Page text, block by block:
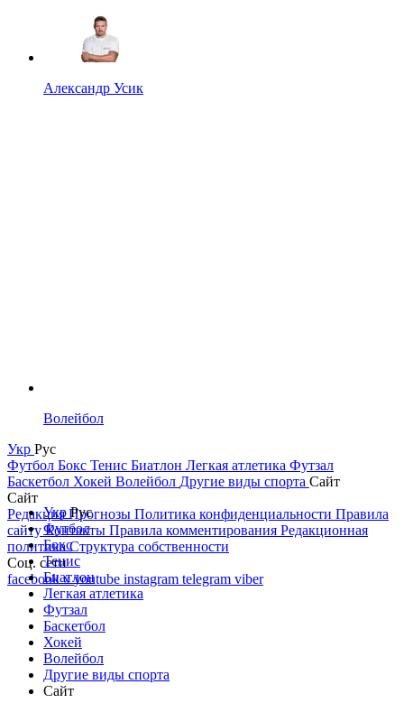
Александр Усик
Волейбол
Укр Рус
Футбол Бокс Тенис Биатлон Легкая атлетика Футзал
Баскетбол Хокей Волейбол Другие виды спорта Сайт
Сайт
РедакцияПрогнозы Политика конфиденциальности Правила
сайтуКонтакты Правила комментирования Редакционная
политикаСтруктура собственности
Соц. сети
facebookxyoutube instagram telegram viber
УкрРус
Футбол
Бокс
Тенис
Биатлон
Легкая атлетика
Футзал
Баскетбол
Хокей
Волейбол
Другие виды спорта
Сайт